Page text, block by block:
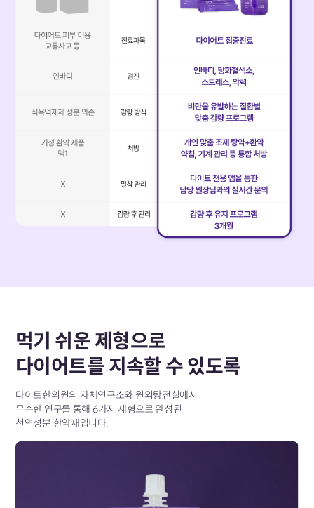
먹기 쉬운 제형으로
다이어트를 지속할 수 있도록
다이트한의원의 자체연구소와 원외탕전실에서
무수한 연구를 통해 6가지 제형으로 완성된
천연성분 한약재입니다.